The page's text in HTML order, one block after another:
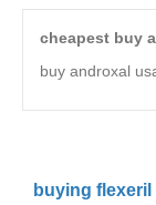
cheapest buy
buy androxal
buying